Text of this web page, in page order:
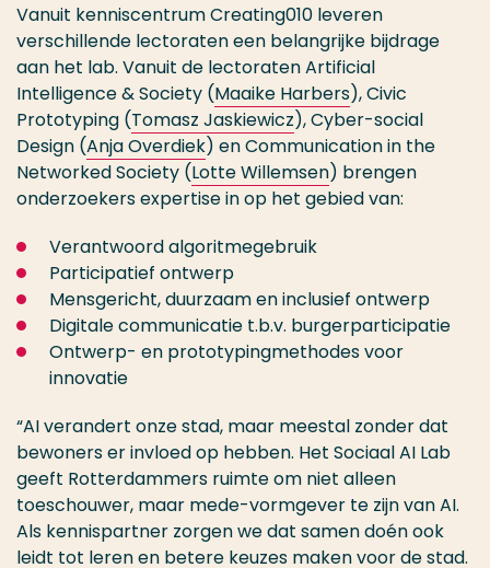
Vanuit kenniscentrum Creating010 leveren
verschillende lectoraten een belangrijke bijdrage
aan het lab. Vanuit de lectoraten Artificial
Intelligence & Society (Maaike Harbers), Civic
Prototyping (Tomasz Jaskiewicz), Cyber-social
Design (Anja Overdiek) en Communication in the
Networked Society (Lotte Willemsen) brengen
onderzoekers expertise in op het gebied van:
Verantwoord algoritmegebruik
Participatief ontwerp
Mensgericht, duurzaam en inclusief ontwerp
Digitale communicatie t.b.v. burgerparticipatie
Ontwerp- en prototypingmethodes voor
innovatie
“AI verandert onze stad, maar meestal zonder dat
bewoners er invloed op hebben. Het Sociaal AI Lab
geeft Rotterdammers ruimte om niet alleen
toeschouwer, maar mede-vormgever te zijn van AI.
Als kennispartner zorgen we dat samen doén ook
leidt tot leren en betere keuzes maken voor de stad.